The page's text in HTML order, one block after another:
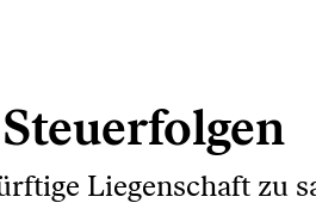
Liegenschaft zu